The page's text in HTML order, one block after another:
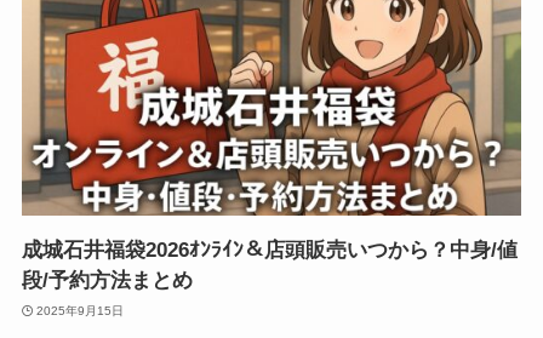
成城石井福袋2026ｵﾝﾗｲﾝ＆店頭販売いつから？中身/値
段/予約方法まとめ
2025年9月15日